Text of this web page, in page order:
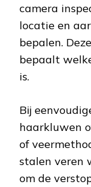
camera
locatie en
bepalen.
bepaalt
is.
Bij
haarkluwen
of
stalen veren
om de